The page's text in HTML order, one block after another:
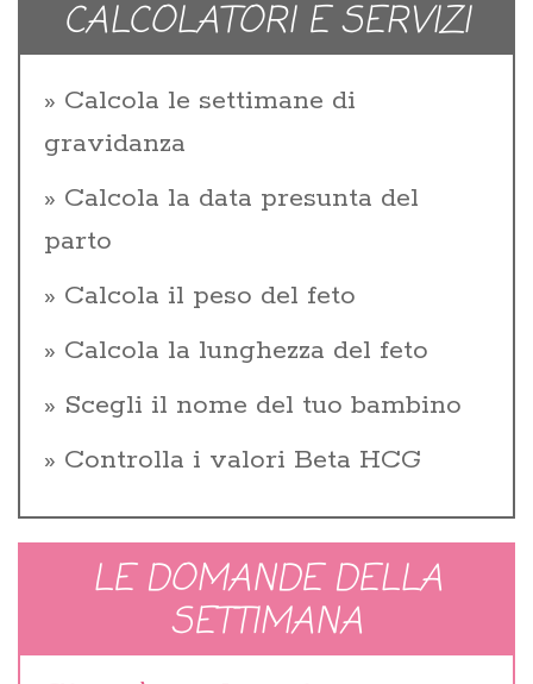
CALCOLATORI E SERVIZI
Calcola le settimane di
gravidanza
Calcola la data presunta del
parto
Calcola il peso del feto
Calcola la lunghezza del feto
Scegli il nome del tuo bambino
Controlla i valori Beta HCG
LE DOMANDE DELLA
SETTIMANA